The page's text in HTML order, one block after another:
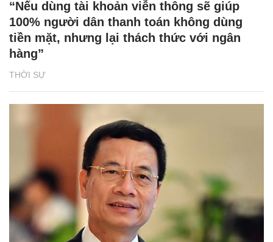
THỜI SỰ
“Nếu dùng tài khoản viễn thông sẽ giúp
100% người dân thanh toán không dùng
tiền mặt, nhưng lại thách thức với ngân
hàng”